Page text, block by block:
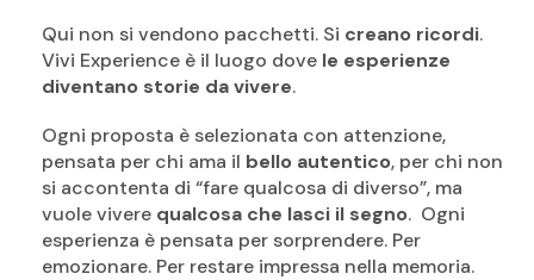
Qui non si vendono pacchetti. Si creano ricordi.
Vivi Experience è il luogo dove le esperienze
diventano storie da vivere.
Ogni proposta è selezionata con attenzione,
pensata per chi ama il bello autentico, per chi non
si accontenta di “fare qualcosa di diverso”, ma
vuole vivere qualcosa che lasci il segno. Ogni
esperienza è pensata per sorprendere. Per
emozionare. Per restare impressa nella memoria.